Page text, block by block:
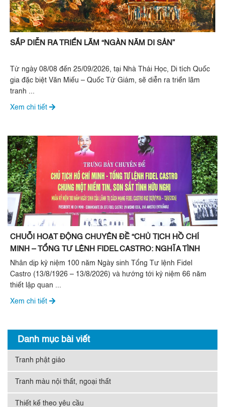
SẮP DIỄN RA TRIỂN LÃM “NGÀN NĂM DI SẢN”
Từ ngày 08/08 đến 25/09/2026, tại Nhà Thái Học, Di tích Quốc
gia đặc biệt Văn Miếu – Quốc Tử Giám, sẽ diễn ra triển lãm
tranh ...
Xem chi tiết
CHUỖI HOẠT ĐỘNG CHUYÊN ĐỀ “CHỦ TỊCH HỒ CHÍ
MINH – TỔNG TƯ LỆNH FIDEL CASTRO: NGHĨA TÌNH
SON SẮT ĐẶC BIỆT”
Nhân dịp kỷ niệm 100 năm Ngày sinh Tổng Tư lệnh Fidel
Castro (13/8/1926 – 13/8/2026) và hướng tới kỷ niệm 66 năm
thiết lập quan ...
Xem chi tiết
Danh mục bài viết
Tranh phật giáo
Tranh màu nội thất, ngoại thất
Thiết kế theo yêu cầu